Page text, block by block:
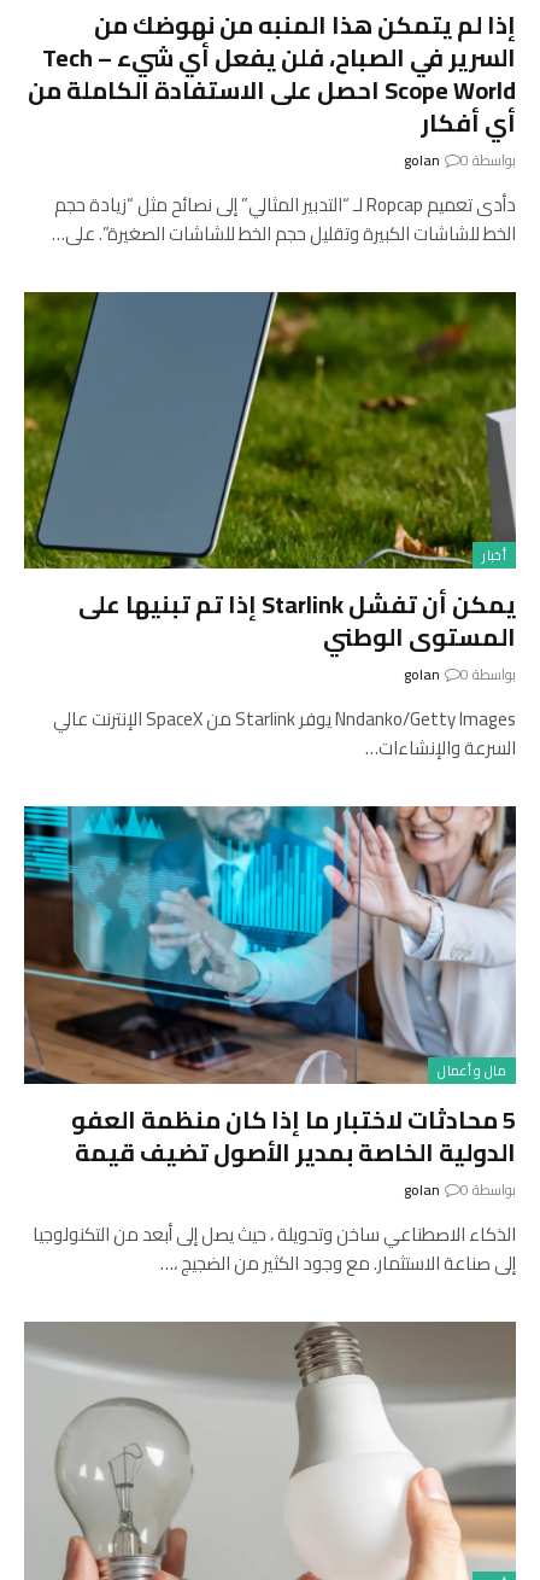
إذا لم يتمكن هذا المنبه من نهوضك من
السرير في الصباح، فلن يفعل أي شيء – Tech
Scope World احصل على الاستفادة الكاملة من
أي أفكار
بواسطة golan 0
دأدى تعميم Ropcap لـ “التدبير المثالي” إلى نصائح مثل “زيادة حجم
الخط للشاشات الكبيرة وتقليل حجم الخط للشاشات الصغيرة”. على…
أخبار
يمكن أن تفشل Starlink إذا تم تبنيها على
المستوى الوطني
بواسطة golan 0
Nndanko/Getty Images يوفر Starlink من SpaceX الإنترنت عالي
السرعة والإنشاءات…
مال و أعمال
5 محادثات لاختبار ما إذا كان منظمة العفو
الدولية الخاصة بمدير الأصول تضيف قيمة
بواسطة golan 0
الذكاء الاصطناعي ساخن وتحويلة ، حيث يصل إلى أبعد من التكنولوجيا
إلى صناعة الاستثمار. مع وجود الكثير من الضجيج ،…